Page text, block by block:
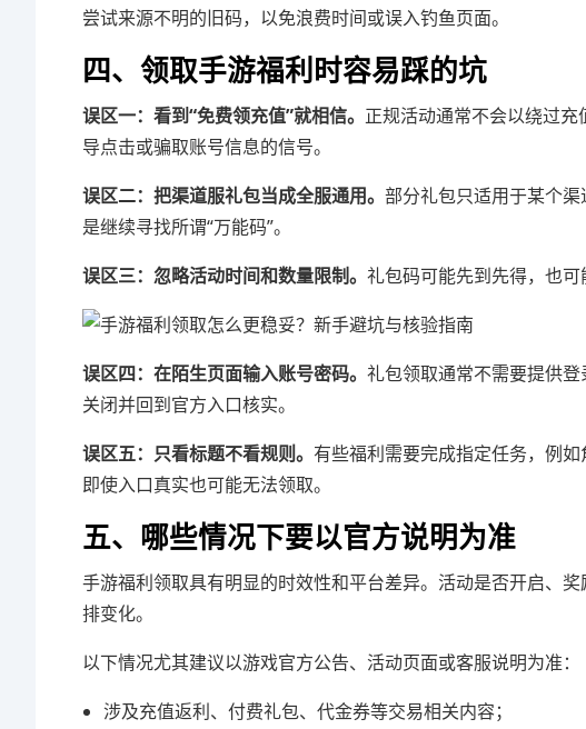
尝试来源不明的旧码，以免浪费时间或误入钓鱼页面。
四、领取手游福利时容易踩的坑
误区一：看到“免费领充值”就相信。 正规活动通常不会以绕过
导点击或骗取账号信息的信号。
误区二：把渠道服礼包当成全服通用。 部分礼包只适用于某个
是继续寻找所谓“万能码”。
误区三：忽略活动时间和数量限制。 礼包码可能先到先得，也
误区四：在陌生页面输入账号密码。 礼包领取通常不需要提供
关闭并回到官方入口核实。
误区五：只看标题不看规则。 有些福利需要完成指定任务，例
即使入口真实也可能无法领取。
五、哪些情况下要以官方说明为准
手游福利领取具有明显的时效性和平台差异。活动是否开启、
排变化。
以下情况尤其建议以游戏官方公告、活动页面或客服说明为准：
涉及充值返利、付费礼包、代金券等交易相关内容；